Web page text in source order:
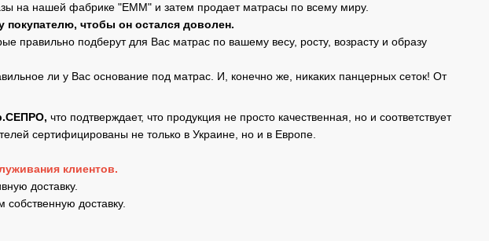
на нашей фабрике "ЕММ" и затем продает матрасы по всему миру.
чтобы он остался доволен.
правильно подберут для Вас матрас по вашему весу, росту, возрасту и образу
ли у Вас основание под матрас. И, конечно же, никаких панцерных сеток! От
что подтверждает, что продукция не просто качественная, но и соответствует
сертифицированы не только в Украине, но и в Европе.
клиентов.
доставку.
доставку.